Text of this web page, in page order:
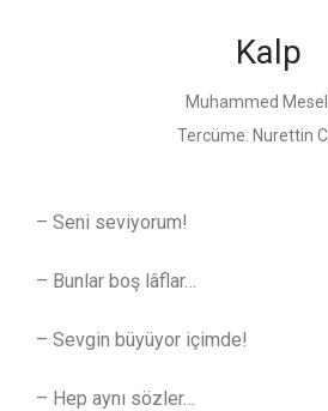
Kalp
Muhammed
Tercüme: Nurettin
– Seni seviyorum!
– Bunlar boş lâflar…
– Sevgin büyüyor içimde!
– Hep aynı sözler…